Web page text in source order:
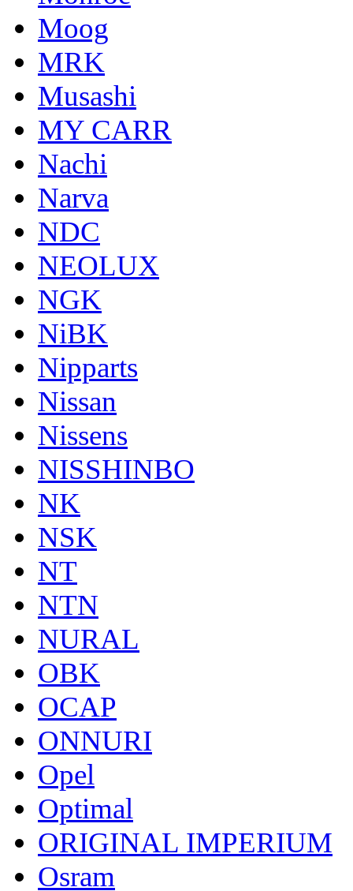
Moog
MRK
Musashi
MY CARR
Nachi
Narva
NDC
NEOLUX
NGK
NiBK
Nipparts
Nissan
Nissens
NISSHINBO
NK
NSK
NT
NTN
NURAL
OBK
OCAP
ONNURI
Opel
Optimal
ORIGINAL IMPERIUM
Osram